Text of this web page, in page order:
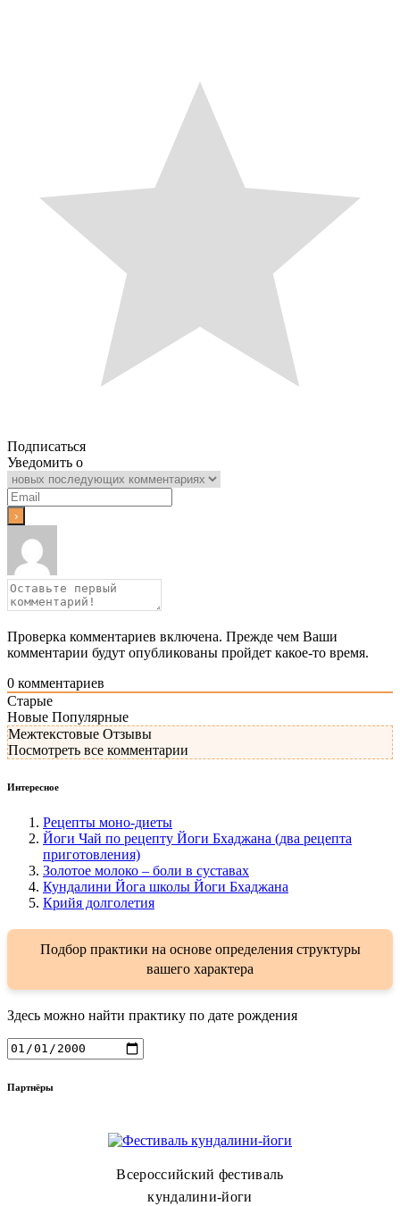
Подписаться
Уведомить о
Проверка комментариев включена. Прежде чем Ваши
комментарии будут опубликованы пройдет какое-то время.
0 комментариев
Старые
Новые Популярные
Межтекстовые Отзывы
Посмотреть все комментарии
Интересное
Рецепты моно-диеты
Йоги Чай по рецепту Йоги Бхаджана (два рецепта
приготовления)
Золотое молоко – боли в суставах
Кундалини Йога школы Йоги Бхаджана
Крийя долголетия
Подбор практики на основе определения структуры
вашего характера
Здесь можно найти практику по дате рождения
Партнёры
Всероссийский фестиваль
кундалини-йоги